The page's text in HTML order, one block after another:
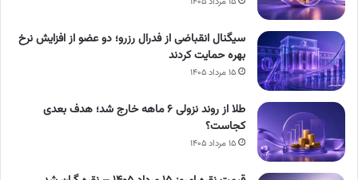
سیگنال انقباضی از فدرال رزرو؛ دو عضو از افزایش نرخ
بهره حمایت کردند
۱۵ مرداد ۱۴۰۵
طلا از روند نزولی ۶ ماهه خارج شد؛ هدف بعدی
کجاست؟
۱۵ مرداد ۱۴۰۵